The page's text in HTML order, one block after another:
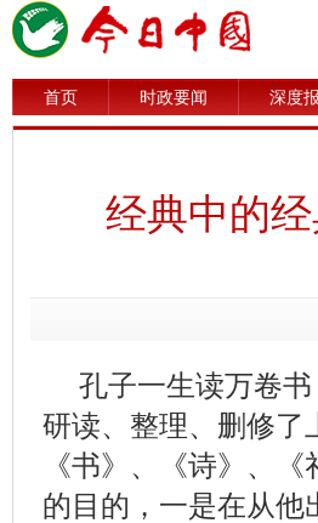
首页 时政要闻 深度
经典中的
孔子一生读万卷
研读、整理、删修了
《书》、《诗》、
的目的，一是在从他